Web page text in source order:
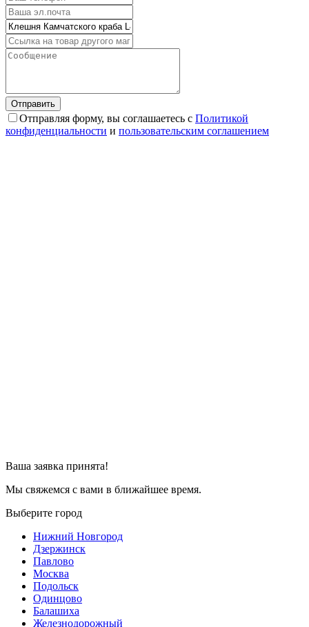
Отправляя форму, вы соглашаетесь с Политикой
конфиденциальности и пользовательским соглашением
Ваша заявка принята!
Мы свяжемся с вами в ближайшее время.
Выберите город
Нижний Новгород
Дзержинск
Павлово
Москва
Подольск
Одинцово
Балашиха
Железнодорожный